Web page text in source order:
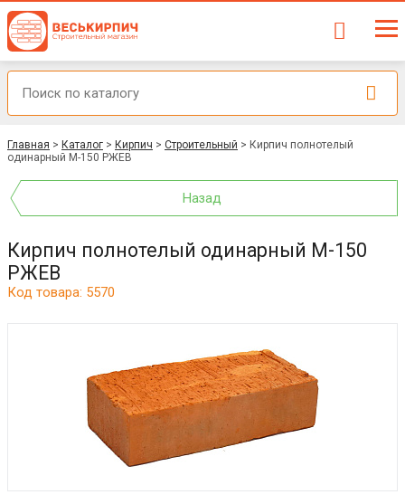
Главная > Каталог > Кирпич > Строительный > Кирпич полнотелый
одинарный М-150 РЖЕВ
Назад
Кирпич полнотелый одинарный М-150
РЖЕВ
Код товара: 5570